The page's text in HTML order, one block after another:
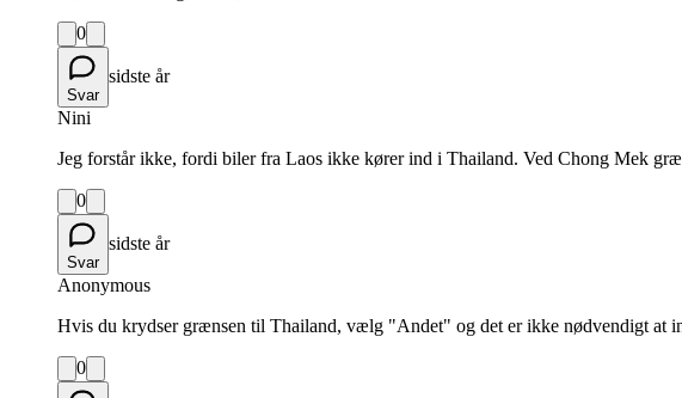
0
Svar
sidste år
Nini
Jeg forstår ikke, fordi biler fra Laos ikke kører ind i Thailand. Ved Chong Mek
0
Svar
sidste år
Anonymous
Hvis du krydser grænsen til Thailand, vælg "Andet" og det er ikke nødvendigt at
0